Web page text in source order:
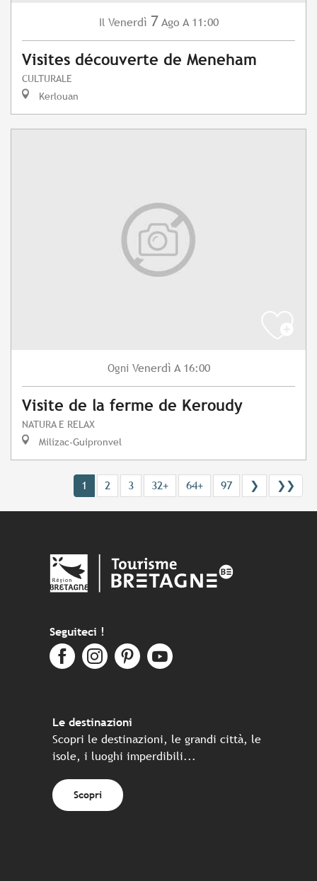
Il Venerdì 7 Ago A 11:00
Visites découverte de Meneham
CULTURALE
Kerlouan
Ogni Venerdì A 16:00
Visite de la ferme de Keroudy
NATURA E RELAX
Milizac-Guipronvel
1 2 3 32+ 64+ 97 ❯ ❯❯
Seguiteci !
Le destinazioni
Scopri le destinazioni, le grandi città, le
isole, i luoghi imperdibili...
Scopri